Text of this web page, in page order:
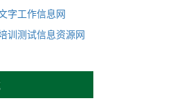
字工作信息网
训测试信息资源网